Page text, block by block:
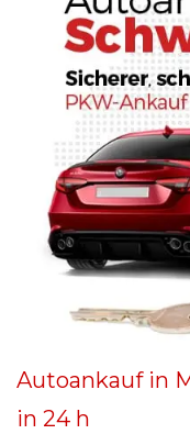
Autoankauf in
in 24 h